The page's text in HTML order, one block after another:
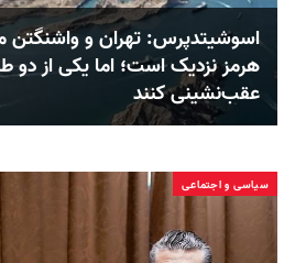
اسوشیتدپرس: تهران و واشنگتن
هرمز نزدیک است؛ اما یکی از دو
عقب‌نشینی کنند
سیاسی و اجتماعی